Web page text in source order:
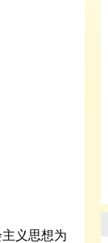
义思想为